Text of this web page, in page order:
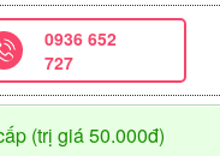
0936 652
727
(trị giá 50.000đ)